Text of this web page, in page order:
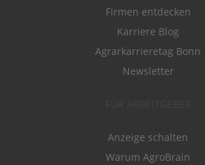
Firmen entdecken
Karriere Blog
Agrarkarrieretag Bonn
Newsletter
Anzeige schalten
Warum AgroBrain